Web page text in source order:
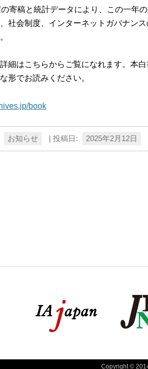
寄稿と統計データにより、この一年
社会制度、インターネットガバナン
細はこちらからご覧になれます。本
形でお読みください。
book
お知らせ | 投稿日: 2025年2月12日
Copyright ©